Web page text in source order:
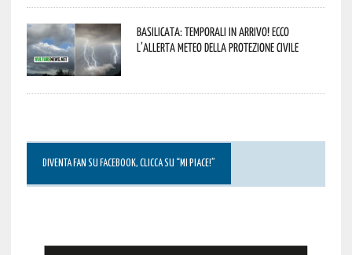
Basilicata: temporali in arrivo! Ecco
l’allerta meteo della Protezione civile
DIVENTA FAN SU FACEBOOK, CLICCA SU “MI PIACE!”